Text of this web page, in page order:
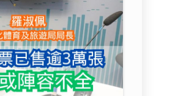
強調「期望管理」球星